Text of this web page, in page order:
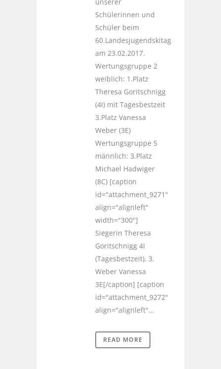
Schülerinnen und
Schüler beim
60.Landesjugendskitag
am 23.02.2017.
Wertungsgruppe 2
weiblich: 1.Platz
Theresa Goritschnigg
(4I) mit Tagesbestzeit
3.Platz Vanessa
Weber (3E)
Wertungsgruppe 5
männlich: 3.Platz
Michael Hadwiger
(8C) [caption
id="attachment_9271"
align="alignleft"
width="300"]
Siegerin Theresa
Goritschnigg 4I
(Tagesbestzeit), 3.
Weber Vanessa
3E[/caption] [caption
id="attachment_9272"
align="alignleft"...
READ MORE